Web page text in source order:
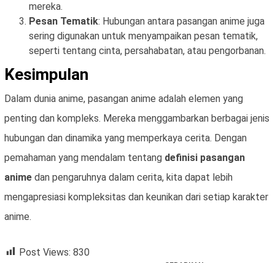
mereka.
Pesan Tematik: Hubungan antara pasangan anime juga
sering digunakan untuk menyampaikan pesan tematik,
seperti tentang cinta, persahabatan, atau pengorbanan.
Kesimpulan
Dalam dunia anime, pasangan anime adalah elemen yang
penting dan kompleks. Mereka menggambarkan berbagai jenis
hubungan dan dinamika yang memperkaya cerita. Dengan
pemahaman yang mendalam tentang definisi pasangan
anime dan pengaruhnya dalam cerita, kita dapat lebih
mengapresiasi kompleksitas dan keunikan dari setiap karakter
anime.
Post Views: 830